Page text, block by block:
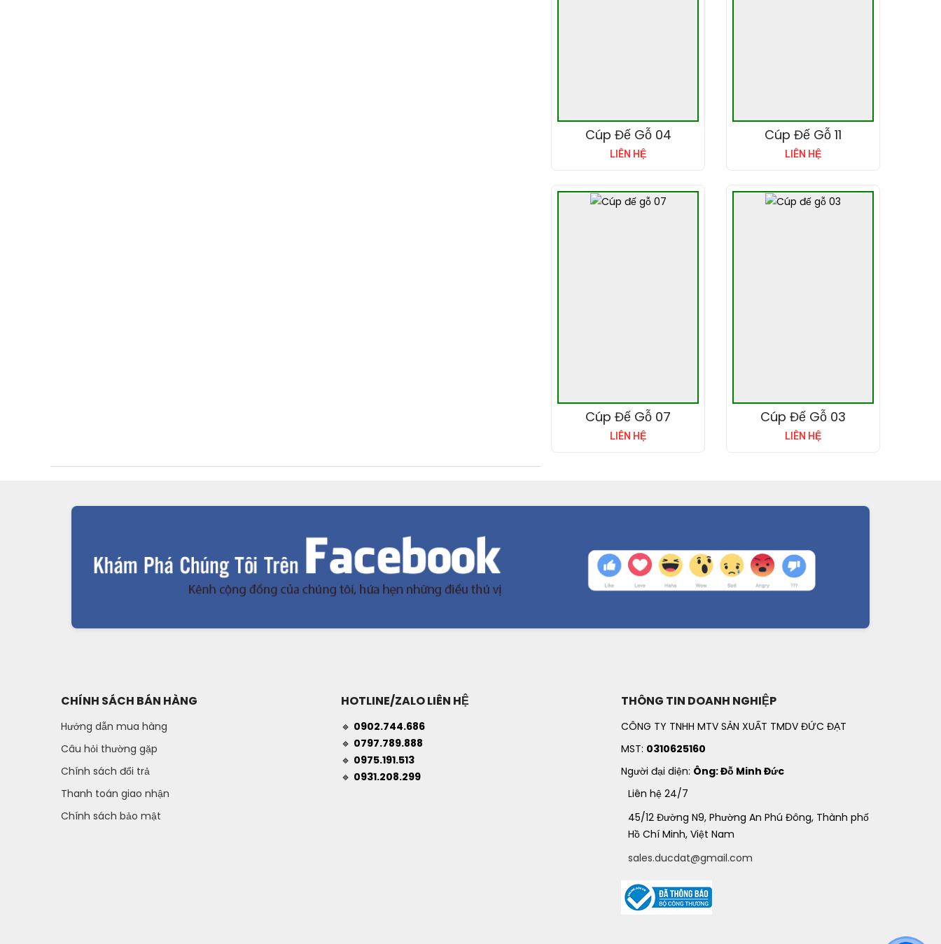
Cúp Đế Gỗ 04
LIÊN HỆ
Cúp Đế Gỗ 11
LIÊN HỆ
Cúp Đế Gỗ 07
LIÊN HỆ
Cúp Đế Gỗ 03
LIÊN HỆ
CHÍNH SÁCH BÁN HÀNG
Hướng dẫn mua hàng
Câu hỏi thường gặp
Chính sách đổi trả
Thanh toán giao nhận
Chính sách bảo mật
HOTLINE/ZALO LIÊN HỆ
🔹 0902.744.686
🔹 0797.789.888
🔹 0975.191.513
🔹 0931.208.299
THÔNG TIN DOANH NGHIỆP
CÔNG TY TNHH MTV SẢN XUẤT TMDV ĐỨC ĐẠT
MST: 0310625160
Người đại diện: Ông: Đỗ Minh Đức
Liên hệ 24/7
45/12 Đường N9, Phường An Phú Đông, Thành phố
Hồ Chí Minh, Việt Nam
sales.ducdat@gmail.com